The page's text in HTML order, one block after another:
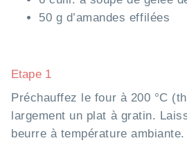
50 g d’amandes effilées
Etape 1
Préchauffez le four à 200 °C
largement un plat à gratin.
beurre à température ambiante.